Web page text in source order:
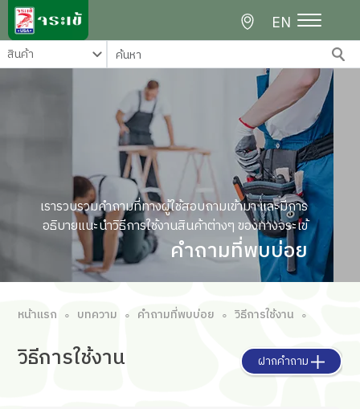
EN
เรารวบรวมคำถามที่ทางผู้ใช้สอบถามเข้ามา และมีการ
อธิบายแนะนำวิธีการใช้งานสินค้าต่างๆ ของทางจระเข้
คำถามที่พบบ่อย
หน้าแรก ∘ บทความ ∘ คำถามที่พบบ่อย ∘ วิธีการใช้งาน ∘
วิธีการใช้งาน ฝากคำถาม